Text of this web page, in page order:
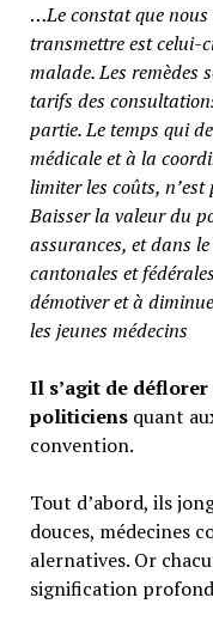
…Le constat que
transmettre est celui-
malade. Les remèdes
tarifs des
partie.Le temps qui
médicale et à la
limiter les coûts,
Baisser la valeur du
assurances, et dans
cantonales et
démotiver et à
les jeunes médecins
Il s’agit de
politiciensquant
convention.
Tout d’abord, ils
douces, médecines
alernatives. Or
signification